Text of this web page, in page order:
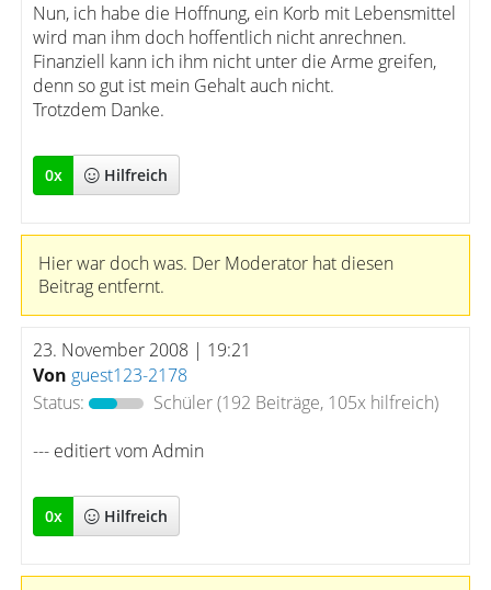
Nun, ich habe die Hoffnung, ein Korb mit Lebensmittel
wird man ihm doch hoffentlich nicht anrechnen.
Finanziell kann ich ihm nicht unter die Arme greifen,
denn so gut ist mein Gehalt auch nicht.
Trotzdem Danke.
0x Hilfreich
Hier war doch was. Der Moderator hat diesen
Beitrag entfernt.
23. November 2008 | 19:21
Von guest123-2178
Status:
Schüler(192 Beiträge, 105x hilfreich)
--- editiert vom Admin
0x Hilfreich